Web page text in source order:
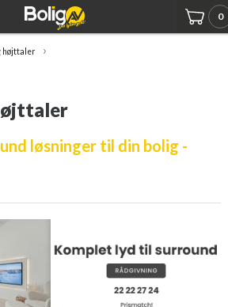
0
højttaler
løsninger til din bolig -